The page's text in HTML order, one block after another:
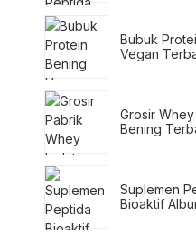
Bubuk
Vegan
Grosir
Bening
Suplemen
Bioaktif